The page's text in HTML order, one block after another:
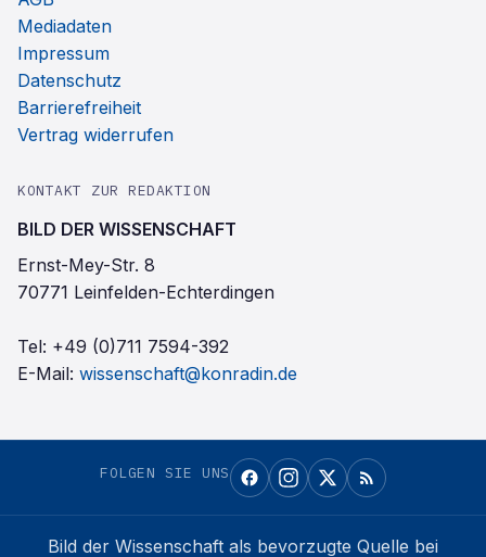
Mediadaten
Impressum
Datenschutz
Barrierefreiheit
Vertrag widerrufen
KONTAKT ZUR REDAKTION
BILD DER WISSENSCHAFT
Ernst-Mey-Str. 8
70771 Leinfelden-Echterdingen
Tel: +49 (0)711 7594-392
E-Mail: wissenschaft@konradin.de
FOLGEN SIE UNS
Bild der Wissenschaft als bevorzugte Quelle bei